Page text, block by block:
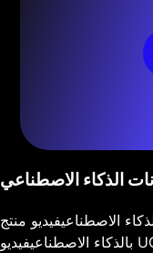
الذكاء الاصطناعي
الاصطناعيفيديو منتج
بالذكاء الاصطناعي